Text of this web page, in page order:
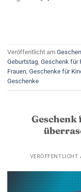
Veröffentlicht am
Geburtstag Geschenk für
Frauen Geschenke für
Geschenke
Geschenk
VERÖFFENTLICHT